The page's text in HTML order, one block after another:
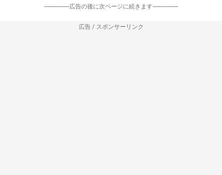
-----------------広告の後に次ページに続きます-----------------
広告 / スポンサーリンク